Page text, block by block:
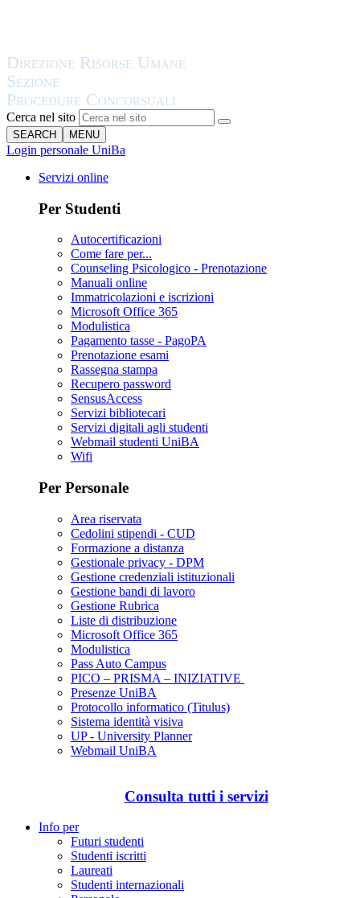
Cerca nel sito
SEARCH MENU
Login personale UniBa
Servizi online
Per Studenti
Autocertificazioni
Come fare per...
Counseling Psicologico - Prenotazione
Manuali online
Immatricolazioni e iscrizioni
Microsoft Office 365
Modulistica
Pagamento tasse - PagoPA
Prenotazione esami
Rassegna stampa
Recupero password
SensusAccess
Servizi bibliotecari
Servizi digitali agli studenti
Webmail studenti UniBA
Wifi
Per Personale
Area riservata
Cedolini stipendi - CUD
Formazione a distanza
Gestionale privacy - DPM
Gestione credenziali istituzionali
Gestione bandi di lavoro
Gestione Rubrica
Liste di distribuzione
Microsoft Office 365
Modulistica
Pass Auto Campus
PICO – PRISMA – INIZIATIVE
Presenze UniBA
Protocollo informatico (Titulus)
Sistema identità visiva
UP - University Planner
Webmail UniBA
Consulta tutti i servizi
Info per
Futuri studenti
Studenti iscritti
Laureati
Studenti internazionali